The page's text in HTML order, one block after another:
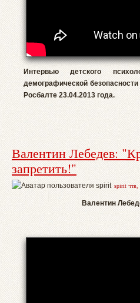
Интервью детского
демографической
Росбалте 23.04.2013 года.
Валентин Лебедев:
запретить!"
spirit чтв,
Валентин